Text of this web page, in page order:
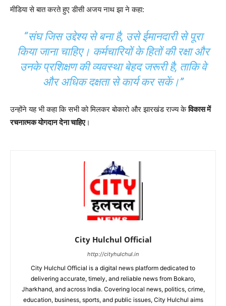
मीडिया से बात करते हुए डीसी अजय नाथ झा ने कहा:
“संघ जिस उद्देश्य से बना है, उसे ईमानदारी से पूरा
किया जाना चाहिए। कर्मचारियों के हितों की रक्षा और
उनके प्रशिक्षण की व्यवस्था बेहद जरूरी है, ताकि वे
और अधिक दक्षता से कार्य कर सकें।”
उन्होंने यह भी कहा कि सभी को मिलकर बोकारो और झारखंड राज्य केविकास में
रचनात्मक योगदान देना चाहिए।
City Hulchul Official
http://cityhulchul.in
City Hulchul Official is a digital news platform dedicated to
delivering accurate, timely, and reliable news from Bokaro,
Jharkhand, and across India. Covering local news, politics, crime,
education, business, sports, and public issues, City Hulchul aims